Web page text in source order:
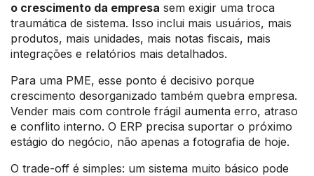
o crescimento da empresa sem exigir uma troca
traumática de sistema. Isso inclui mais usuários, mais
produtos, mais unidades, mais notas fiscais, mais
integrações e relatórios mais detalhados.
Para uma PME, esse ponto é decisivo porque
crescimento desorganizado também quebra empresa.
Vender mais com controle frágil aumenta erro, atraso
e conflito interno. O ERP precisa suportar o próximo
estágio do negócio, não apenas a fotografia de hoje.
O trade-off é simples: um sistema muito básico pode